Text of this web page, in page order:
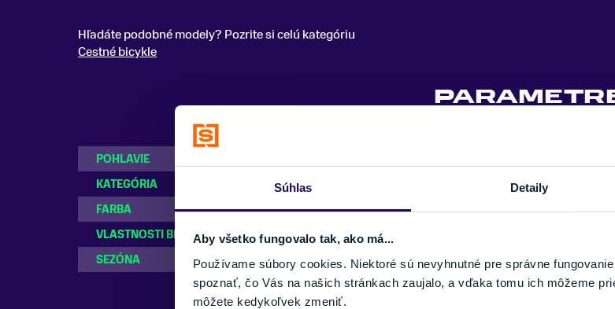
Súhlas Detaily
Aby všetko fungovalo tak, ako má...
Používame súbory cookies. Niektoré sú nevyhnutné pre správne
spoznať, čo Vás na našich stránkach zaujalo, a vďaka tomu ich môžeme
môžete kedykoľvek zmeniť.
Hľadáte podobné modely? Pozrite si celú kategóriu
Cestné bicykle
POHLAVIE
KATEGÓRIA
Cestné bicykle
FARBA
Čierna
VLASTNOSTI BICYKLA
s prehadzovačkou
SEZÓNA
2026 ZNAČKA